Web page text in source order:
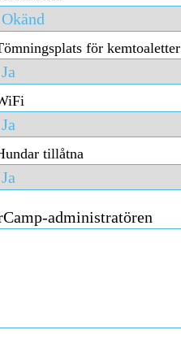
för kemtoaletter
tillåtna
administratören